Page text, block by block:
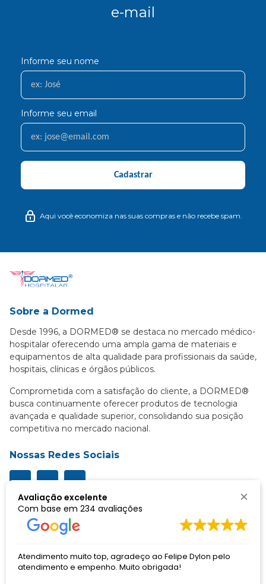
e-mail
Informe seu nome
Informe seu email
Cadastrar
Aqui você economiza nas suas compras e não recebe spam.
Sobre a Dormed
Desde 1996, a DORMED® se destaca no mercado médico-
hospitalar oferecendo uma ampla gama de materiais e
equipamentos de alta qualidade para profissionais da saúde,
hospitais, clínicas e órgãos públicos.
Comprometida com a satisfação do cliente, a DORMED®
busca continuamente oferecer produtos de tecnologia
avançada e qualidade superior, consolidando sua posição
competitiva no mercado nacional.
Nossas Redes Sociais
Atendimento
De segunda a sexta, das 8h às 18h.
E-mail:vendas@dormed.com.br
Avaliação excelente
Com base em 234 avaliações
Atendimento muito top, agradeço ao Felipe Dylon pelo
atendimento e empenho. Muito obrigada!